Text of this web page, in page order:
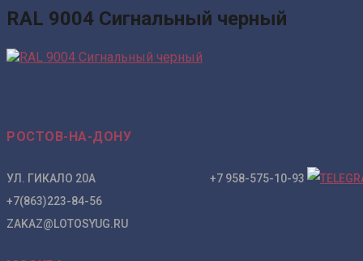
RAL 9004 Сигнальный черный
РОСТОВ-НА-ДОНУ
УЛ. ГИКАЛО 20А +7 958-575-10-93
+7(863)223-84-56
ZAKAZ@LOTOSYUG.RU